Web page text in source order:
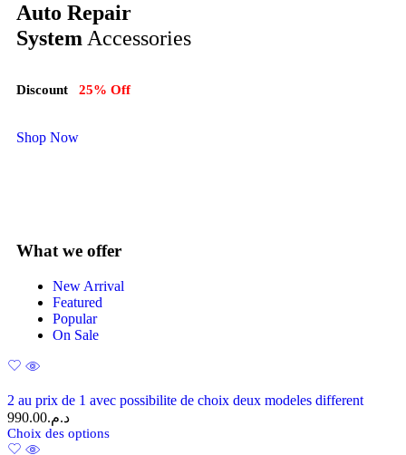
Auto Repair
SystemAccessories
Discount 25% Off
Shop Now
What we offer
New Arrival
Featured
Popular
On Sale
2 au prix de 1 avec possibilite de choix deux modeles different
د.م.990.00
Choix des options